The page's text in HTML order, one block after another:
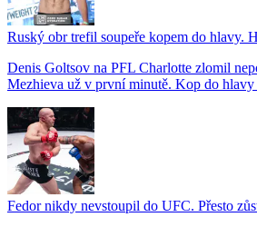
Ruský obr trefil soupeře kopem do hlavy.
Denis Goltsov na PFL Charlotte zlomil
Mezhieva už v první minutě. Kop do hlavy
Fedor nikdy nevstoupil do UFC. Přesto